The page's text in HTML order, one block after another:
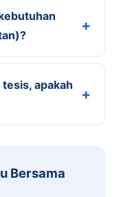
apakah
Bersama